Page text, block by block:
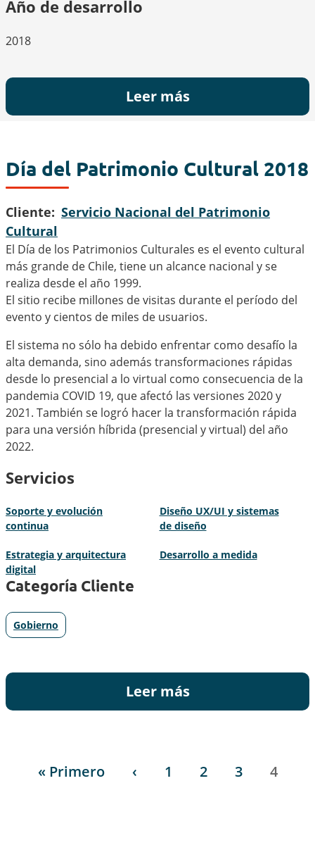
Año de desarrollo
2018
Leer más
Día del Patrimonio Cultural 2018
Cliente
Servicio Nacional del Patrimonio
Cultural
El Día de los Patrimonios Culturales es el evento cultural
más grande de Chile, tiene un alcance nacional y se
realiza desde el año 1999.
El sitio recibe millones de visitas durante el período del
evento y cientos de miles de usuarios.
El sistema no sólo ha debido enfrentar como desafío la
alta demanda, sino además transformaciones rápidas
desde lo presencial a lo virtual como consecuencia de la
pandemia COVID 19, que afectó las versiones 2020 y
2021. También se logró hacer la transformación rápida
para una versión híbrida (presencial y virtual) del año
2022.
Servicios
Soporte y evolución
continua
Diseño UX/UI y sistemas
de diseño
Estrategia y arquitectura
digital
Desarrollo a medida
Categoría Cliente
Gobierno
Leer más
Primera página
« Primero Página anterior
‹ Página
1 Página
2 Página
3 Página
4